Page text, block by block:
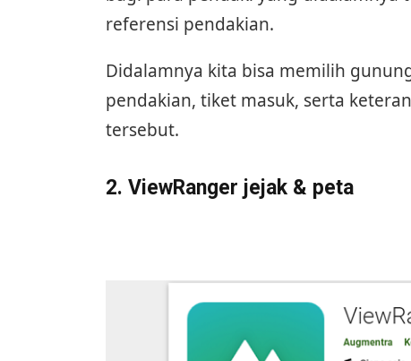
referensi pendakian.
Didalamnya kita bisa memilih
pendakian, tiket masuk, serta
tersebut.
2. ViewRanger jejak & peta